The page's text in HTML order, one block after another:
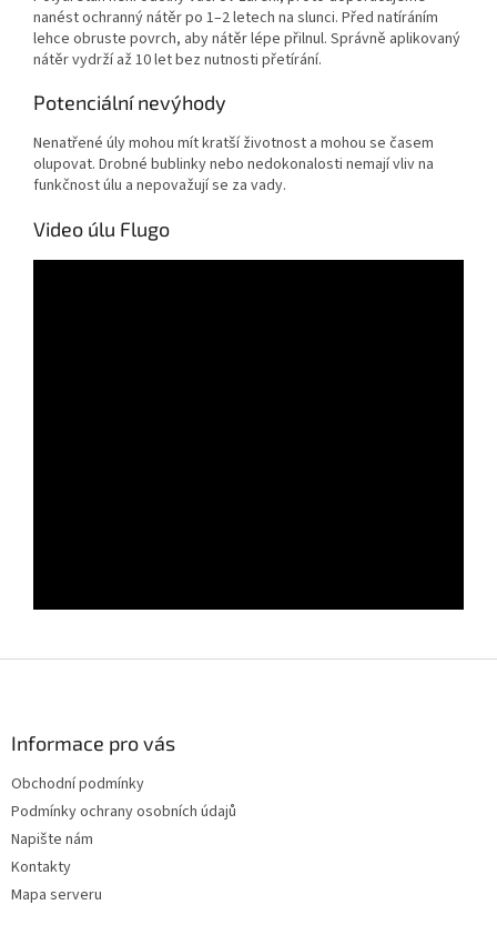
nanést ochranný nátěr po 1–2 letech na slunci. Před natíráním
lehce obruste povrch, aby nátěr lépe přilnul. Správně aplikovaný
nátěr vydrží až 10 let bez nutnosti přetírání.
Potenciální nevýhody
Nenatřené úly mohou mít kratší životnost a mohou se časem
olupovat. Drobné bublinky nebo nedokonalosti nemají vliv na
funkčnost úlu a nepovažují se za vady.
Video úlu Flugo
Informace pro vás
Obchodní podmínky
Podmínky ochrany osobních údajů
Napište nám
Kontakty
Mapa serveru